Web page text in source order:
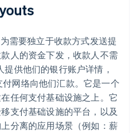
需要独立于收款方式发送提
人的资金下发，收款人不需
供他们的银行账户详情，
网络向他们汇款。它是一个
任何支付基础设施之上。它
支付基础设施的平台，以及
分离的应用场景（例如：薪